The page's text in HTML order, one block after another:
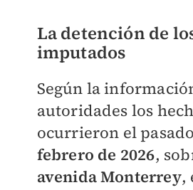
La detención de
imputados
Según la
autoridades los
ocurrieron el pasado
febrero de 2026,
avenida Monterrey,